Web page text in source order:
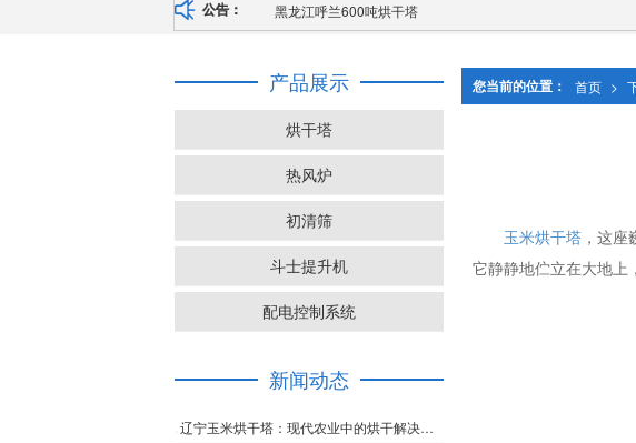
公告： 黑龙江呼兰600吨烘干塔
您当前的位置： 首页 >
玉米烘干塔，这座
它静静地伫立在大地上
产品展示
烘干塔
热风炉
初清筛
斗士提升机
配电控制系统
新闻动态
辽宁玉米烘干塔：现代农业中的烘干解决方案